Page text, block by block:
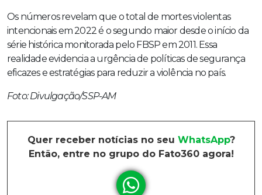
Os números revelam que o total de mortes violentas
intencionais em 2022 é o segundo maior desde o início da
série histórica monitorada pelo FBSP em 2011. Essa
realidade evidencia a urgência de políticas de segurança
eficazes e estratégias para reduzir a violência no país.
Foto: Divulgação/SSP-AM
Quer receber notícias no seu WhatsApp?
Então, entre no grupo do Fato360 agora!